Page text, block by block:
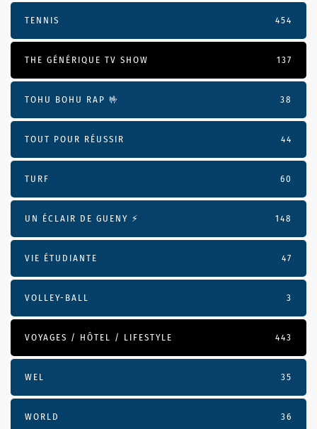
TENNIS 454
THE GÉNÉRIQUE TV SHOW 137
TOHU BOHU RAP 🤟 38
TOUT POUR RÉUSSIR 44
TURF 60
UN ÉCLAIR DE GUENY ⚡️ 148
VIE ÉTUDIANTE 47
VOLLEY-BALL 3
VOYAGES / HÔTEL / LIFESTYLE 443
WEL 35
WORLD 36